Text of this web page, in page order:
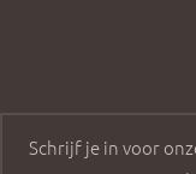
Schrijf je in voor